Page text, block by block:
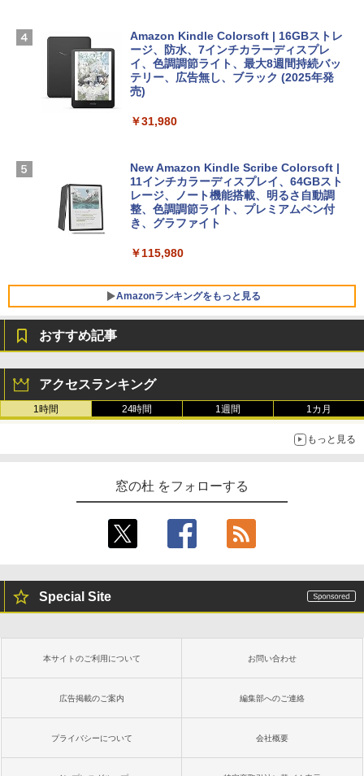
【Amazon.co.jp限定】 HP ノートパソコ
ン 15-fd 15.6インチ 16GBメモリ 512GB
SSD インテル Core 5
￥129,800
FMV ノートパソコン WE1-K3 (MS 365 P
ersonal/Copilotキー搭載/Win 11/15.6型/
Core i5/16GB/SSD 512GB/ホワイト) FM
VWK3E15W_AZ
ラインコード版
￥3,200
ト): Java & Bedrock Edition | オンライ
￥3,600
￥1,292
FM TOWNS ハイパー・カタログ: 本体ハ
ェクトリストと最新エミュレータ紹介
Amazon Kindle Colorsoft | 16GBストレ
ージ、防水、7インチカラーディスプレ
イ、色調調節ライト、最大8週間持続バッ
テリー、広告無し、ブラック (2025年発
売)
￥31,980
New Amazon Kindle Scribe Colorsoft |
11インチカラーディスプレイ、64GBスト
レージ、ノート機能搭載、明るさ自動調
整、色調調節ライト、プレミアムペン付
き、グラファイト
￥115,980
Amazonランキングをもっと見る
おすすめ記事
アクセスランキング
1時間 24時間 1週間 1カ月
もっと見る
窓の杜 をフォローする
Special Site
本サイトのご利用について お問い合わせ
広告掲載のご案内 編集部へのご連絡
プライバシーについて 会社概要